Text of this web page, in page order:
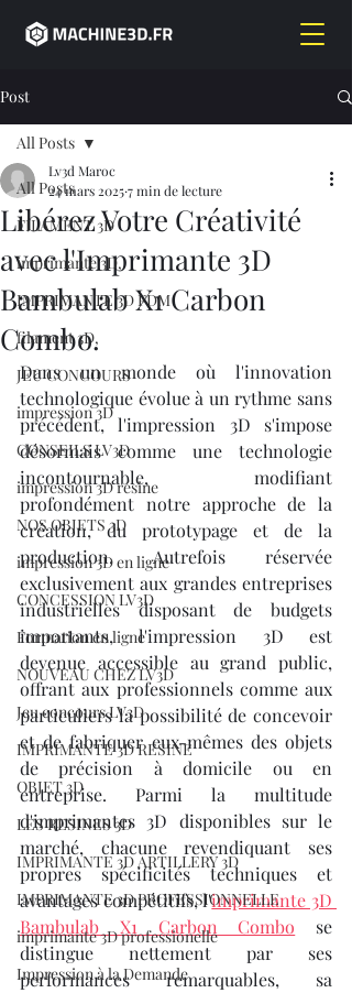
Post
All Posts
FILAMENT 3D
imprimante 3D,
IMPRIMANTE 3D FDM
filament 3D,
JEU CONCOURS
impression 3D
CONSEILS LV3D
impression 3D résine
NOS OBJETS 3D
impression 3D en ligne
CONCESSION LV3D
Formation en ligne
NOUVEAU CHEZ LV3D
Jeu concours LV3D
IMPRIMANTE 3D RESINE
OBJET 3D
LES RESINES 3D
IMPRIMANTE 3D ARTILLERY 3D
IMPRIMANTE 3D PROFESSIONNELLE
imprimante 3D professionelle
Impression à la Demande
All Posts
Libérez Votre Créativité
avec l'Imprimante 3D
Bambulab X1 Carbon
Combo.
Lv3d Maroc
24 mars 20257 min de lecture
Dans un monde où l'innovation
technologique évolue à un rythme sans
précédent, l'impression 3D s'impose
désormais comme une technologie
incontournable, modifiant
profondément notre approche de la
création, du prototypage et de la
production. Autrefois réservée
exclusivement aux grandes entreprises
industrielles disposant de budgets
importants, l'impression 3D est
devenue accessible au grand public,
offrant aux professionnels comme aux
particuliers la possibilité de concevoir
et de fabriquer eux-mêmes des objets
de précision à domicile ou en
entreprise. Parmi la multitude
d'imprimantes 3D disponibles sur le
marché, chacune revendiquant ses
propres spécificités techniques et
avantages compétitifs, l'imprimante 3D
Bambulab X1 Carbon Combo se
distingue nettement par ses
performances remarquables, sa